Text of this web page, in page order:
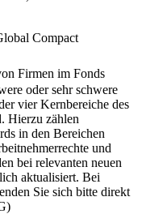
Compact
Firmen im Fonds
oder sehr schwere
vier Kernbereiche des
Hierzu zählen
in den Bereichen
und
bei relevanten neuen
aktualisiert. Bei
Sie sich bitte direkt